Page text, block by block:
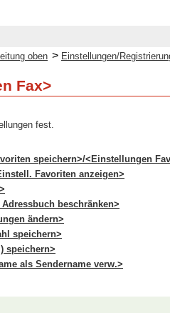
oben > Einstellungen/
Fax>
fest.
speichern>/<Einstellungen
Favoriten anzeigen>
beschränken>
ändern>
speichern>
speichern>
als Sendername verw.>